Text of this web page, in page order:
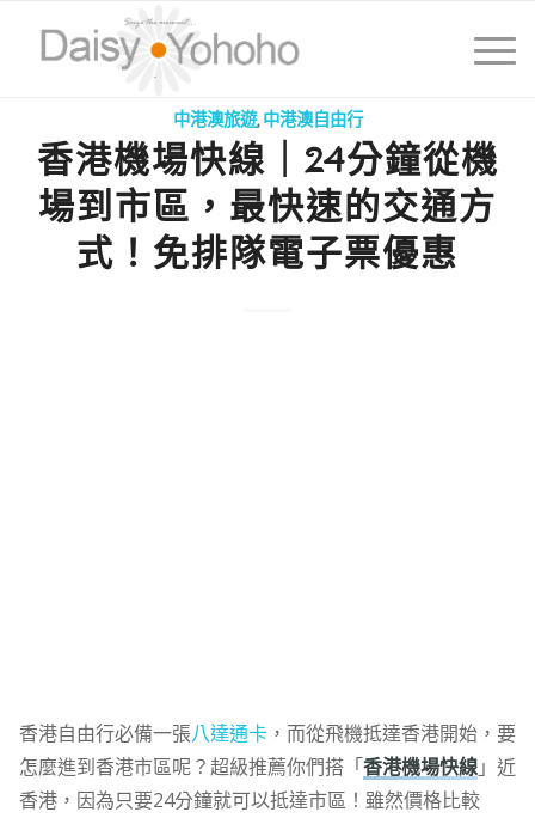
中港澳旅遊,中港澳自由行
香港機場快線｜24分鐘從機
場到市區，最快速的交通方
式！免排隊電子票優惠
香港自由行必備一張八達通卡，而從飛機抵達香港開始，要
怎麼進到香港市區呢？超級推薦你們搭「香港機場快線」近
香港，因為只要24分鐘就可以抵達市區！雖然價格比較